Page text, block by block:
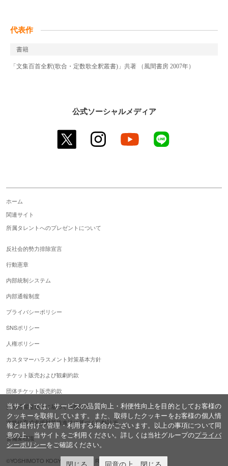
代表作
書籍
「文集百首全釈(歌合・定数歌全釈叢書)」共著 （風間書房 2007年）
公式ソーシャルメディア
twitter instagram youtube
ホーム
関連サイト
所属タレントへのプレゼントについて
反社会的勢力排除宣言
行動憲章
内部統制システム
内部通報制度
プライバシーポリシー
SNSポリシー
人権ポリシー
カスタマーハラスメント対策基本方針
チケット販売および観劇約款
団体チケット販売約款
女性活躍推進法に基づく行動計画
次世代育成支援対策推進法に基づく行動計画
警備業標識
©YOSHIMOTO KOGYO,ALL Rights Reserved.
当サイトでは、サービスの品質向上・利便性向上を目的としてお客様の
クッキーを取得しています。また、取得したクッキーをお客様の個人情
報と紐付けて管理・利用する場合がございます。以上の事項について同
意の上、当サイトをご利用ください。詳しくは当社グループのプライバ
シーポリシーをご確認ください。